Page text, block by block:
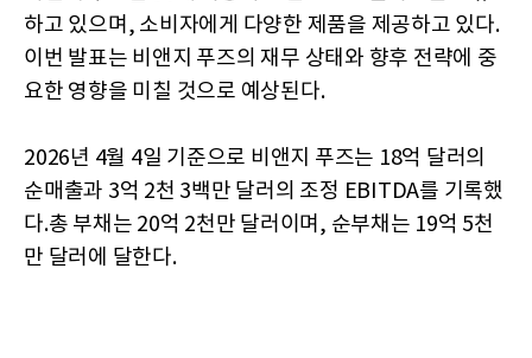
하고 있으며, 소비자에게 다양한 제품을 제공하고 있다.
이번 발표는 비앤지 푸즈의 재무 상태와 향후 전략에 중
요한 영향을 미칠 것으로 예상된다.
2026년 4월 4일 기준으로 비앤지 푸즈는 18억 달러의
순매출과 3억 2천 3백만 달러의 조정 EBITDA를 기록했
다.총 부채는 20억 2천만 달러이며, 순부채는 19억 5천
만 달러에 달한다.